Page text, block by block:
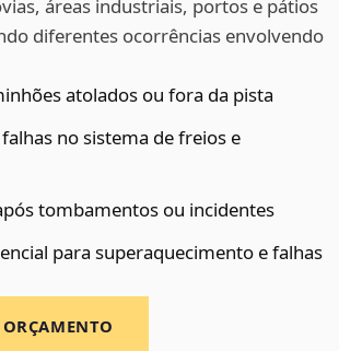
áreas industriais, portos e pátios
diferentes ocorrências envolvendo
atolados ou fora da pista
no sistema de freios e
tombamentos ou incidentes
para superaquecimento e falhas